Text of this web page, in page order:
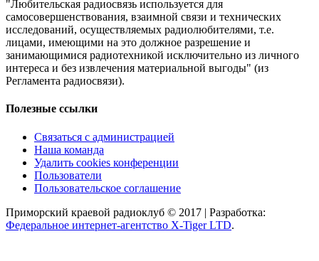
"Любительская радиосвязь используется для
самосовершенствования, взаимной связи и технических
исследований, осуществляемых радиолюбителями, т.е.
лицами, имеющими на это должное разрешение и
занимающимися радиотехникой исключительно из личного
интереса и без извлечения материальной выгоды" (из
Регламента радиосвязи).
Полезные ссылки
Связаться с администрацией
Наша команда
Удалить cookies конференции
Пользователи
Пользовательское соглашение
Приморский краевой радиоклуб © 2017 | Разработка:
Федеральное интернет-агентство X-Tiger LTD.